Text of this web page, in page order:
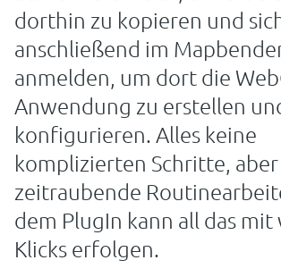
dorthin zu kopieren und
anschließend im
anmelden, um dort die
Anwendung zu erstellen
konfigurieren. Alles keine
komplizierten Schritte, aber
zeitraubende
dem PlugIn kann all das mit
Klicks erfolgen.